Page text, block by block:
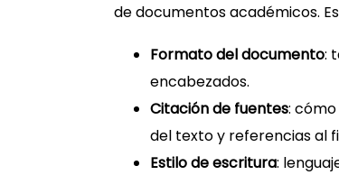
de documentos académicos.
Formato del documento:
encabezados.
Citación de fuentes:
del texto y referencias al
Estilo de escritura: